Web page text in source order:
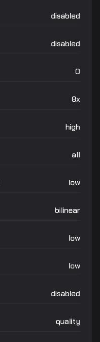
disabled
disabled
0
8x
high
all
low
bilinear
low
low
disabled
quality